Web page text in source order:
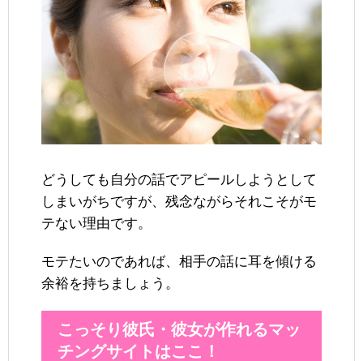
どうしても自分の話でアピールしようとして
しまいがちですが、残念ながらそれこそがモ
テない理由です。
モテたいのであれば、相手の話に耳を傾ける
余裕を持ちましょう。
こっそり彼氏・彼女が作れるマッ
チングサイトはここ！